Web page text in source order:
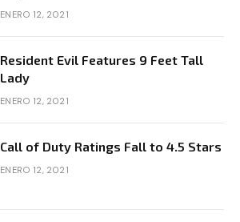
ENERO 12, 2021
Resident Evil Features 9 Feet Tall
Lady
ENERO 12, 2021
Call of Duty Ratings Fall to 4.5 Stars
ENERO 12, 2021